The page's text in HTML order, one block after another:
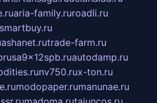
aria-family.ruroadli.ru
ashanet.rutrade-farm.ru
autodamp.ru
nv750.rux-ton.ru
modopaper.rumanunae.ru